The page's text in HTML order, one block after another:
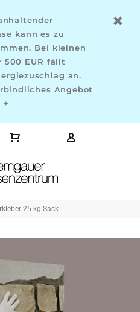
kann es zu
Bei kleinen
500 EUR fällt
an.
Angebot
+
25 kg Sack